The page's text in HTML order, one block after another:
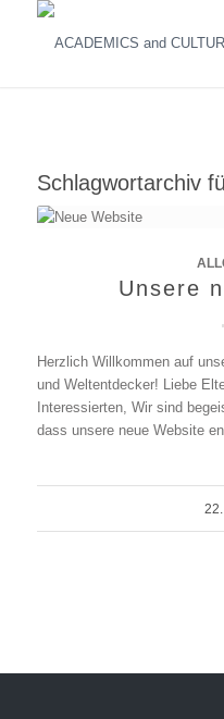
Schlagwortarchiv
Unsere
Herzlich Willkommen auf
und Weltentdecker! Liebe
Interessierten, Wir sind
dass unsere neue Website